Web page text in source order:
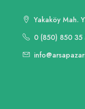
Yakaköy Mah.
0 (850) 850 35